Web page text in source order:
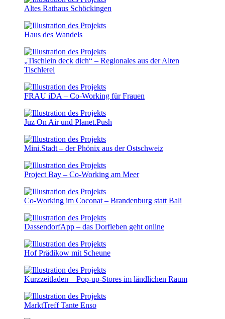
Altes Rathaus Schöckingen
Haus des Wandels
„Tischlein deck dich“ – Regionales aus der Alten
Tischlerei
FRAU iDA – Co-Working für Frauen
Juz On Air und Planet.Push
Mini.Stadt – der Phönix aus der Ostschweiz
Project Bay – Co-Working am Meer
Co-Working im Coconat – Brandenburg statt Bali
DassendorfApp – das Dorfleben geht online
Hof Prädikow mit Scheune
Kurzzeitladen – Pop-up-Stores im ländlichen Raum
MarktTreff Tante Enso